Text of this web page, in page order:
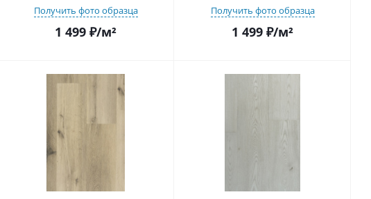
Получить фото образца
1 499 ₽/м²
Получить фото образца
1 499 ₽/м²